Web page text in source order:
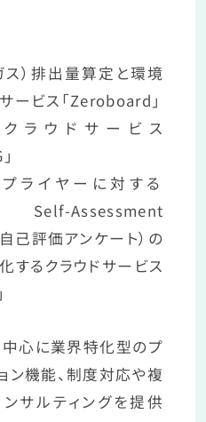
ス）排出量算定と環境
ービス「Zeroboard」
ラウドサービス
ライヤーに対する
Assessment
己評価アンケート）の
するクラウドサービス
中心に業界特化型のプ
ン機能、制度対応や複
サルティングを提供